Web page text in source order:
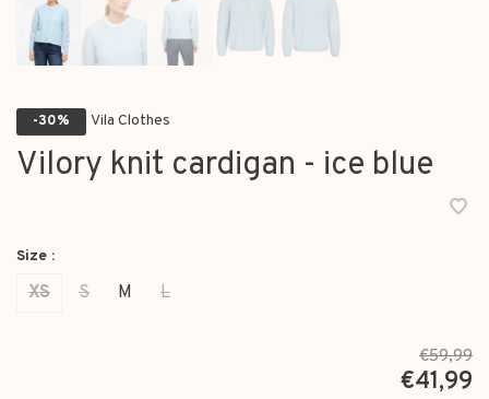
-30% Vila Clothes
Vilory knit cardigan - ice blue
Size :
XS S M L
€59,99
€41,99